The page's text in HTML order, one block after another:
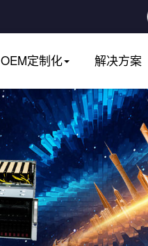
OEM定制化 解决方案